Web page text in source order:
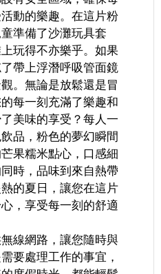
動的樂趣。在這片粉
準備了沙灘玩具套
玩得不亦樂乎。如果
帶上浮潛呼吸管面鏡
。無論是放鬆還是冒
每一刻充滿了樂趣和
美味的享受？每人一
品，粉色的夢幻瞬間
果糯米點心，口感細
時，品味到來自熱帶
的夏日，讓您在這片
，享受每一刻的舒適
線網路，讓您隨時與
要處理工作的事宜，